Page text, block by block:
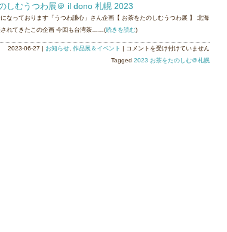
は
し
た！
茶
展
しむうつわ展＠ il dono 札幌 2023
なっております「うつわ謙心」さん企画【 お茶をたのしむうつわ展 】 北海
されてきたこの企画 今回も台湾茶……(続きを読む)
2023-06-27 | お知らせ 作品展＆イベント | お
茶
コメントを受け付けていません
Tagged 2023 お茶をたのしむ＠札幌